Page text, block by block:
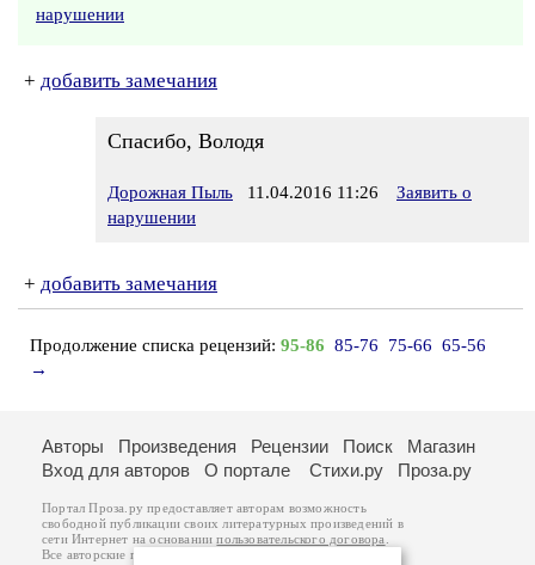
нарушении
+ добавить замечания
Спасибо, Володя
Дорожная Пыль 11.04.2016 11:26
Заявить о
нарушении
+ добавить замечания
Продолжение списка рецензий: 95-86 85-76 75-66 65-56
→
Авторы Произведения Рецензии Поиск
Магазин
Вход для авторов
О портале Стихи.ру Проза.ру
Портал Проза.ру предоставляет авторам возможность
свободной публикации своих литературных произведений в
сети Интернет на основаниипользовательского договора
Все авторские права на произведения принадлежат авторам